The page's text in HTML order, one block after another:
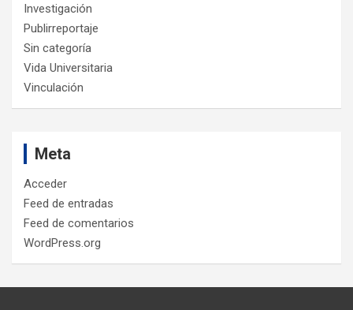
Investigación
Publirreportaje
Sin categoría
Vida Universitaria
Vinculación
Meta
Acceder
Feed de entradas
Feed de comentarios
WordPress.org